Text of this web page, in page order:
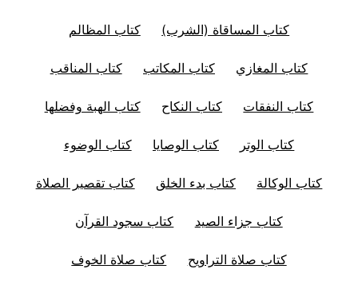
كتاب المساقاة (الشرب) كتاب المظالم
كتاب المغازي كتاب المكاتب كتاب المناقب
كتاب النفقات كتاب النكاح كتاب الهبة وفضلها
كتاب الوتر كتاب الوصايا كتاب الوضوء
كتاب الوكالة كتاب بدء الخلق كتاب تقصير الصلاة
كتاب جزاء الصيد كتاب سجود القرآن
كتاب صلاة التراويح كتاب صلاة الخوف